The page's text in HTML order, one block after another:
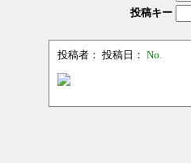
投稿キー
投稿者： 投稿日： No.